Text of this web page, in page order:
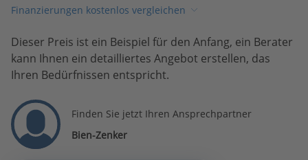
Finanzierungen kostenlos vergleichen
Dieser Preis ist ein Beispiel für den Anfang, ein Berater
kann Ihnen ein detailliertes Angebot erstellen, das
Ihren Bedürfnissen entspricht.
Finden Sie jetzt Ihren Ansprechpartner
Bien-Zenker